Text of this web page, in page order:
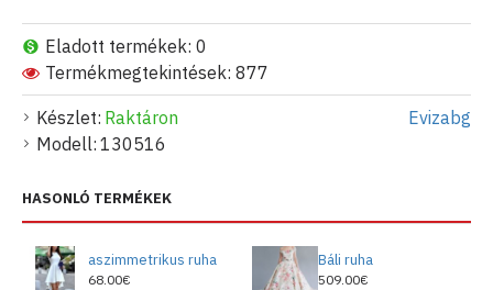
Készlet: Raktáron
Modell: 130516
Evizabg
Eladott termékek: 0
Termékmegtekintések: 877
HASONLÓ TERMÉKEK
aszimmetrikus ruha
68.00€
Báli ruha
509.00€